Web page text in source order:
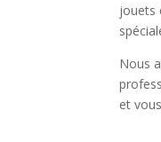
jouets
Nous
et